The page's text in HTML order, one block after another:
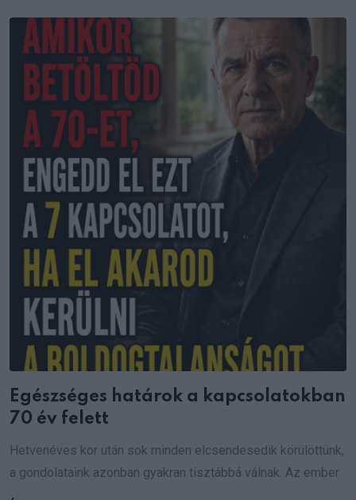
Egészséges határok a kapcsolatokban
70 év felett
Hetvenéves kor után sok minden elcsendesedik körülöttünk,
a gondolataink azonban gyakran tisztábbá válnak. Az ember